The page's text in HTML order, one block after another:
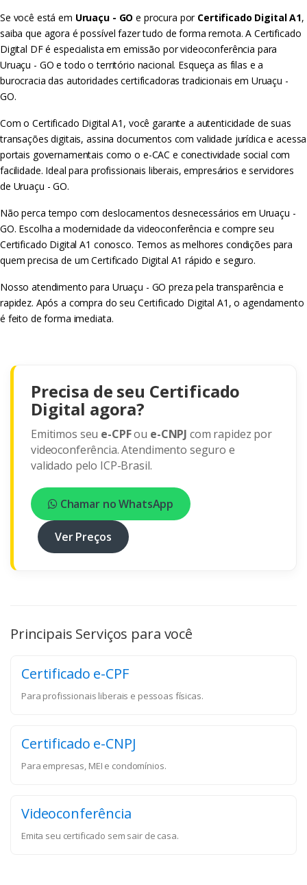
Se você está em Uruaçu - GO e procura por Certificado Digital A1,
saiba que agora é possível fazer tudo de forma remota. A Certificado
Digital DF é especialista em emissão por videoconferência para
Uruaçu - GO e todo o território nacional. Esqueça as filas e a
burocracia das autoridades certificadoras tradicionais em Uruaçu -
GO.
Com o Certificado Digital A1, você garante a autenticidade de suas
transações digitais, assina documentos com validade jurídica e acessa
portais governamentais como o e-CAC e conectividade social com
facilidade. Ideal para profissionais liberais, empresários e servidores
de Uruaçu - GO.
Não perca tempo com deslocamentos desnecessários em Uruaçu -
GO. Escolha a modernidade da videoconferência e compre seu
Certificado Digital A1 conosco. Temos as melhores condições para
quem precisa de um Certificado Digital A1 rápido e seguro.
Nosso atendimento para Uruaçu - GO preza pela transparência e
rapidez. Após a compra do seu Certificado Digital A1, o agendamento
é feito de forma imediata.
Precisa de seu Certificado
Digital agora?
Emitimos seu e-CPFou e-CNPJ com rapidez por
videoconferência. Atendimento seguro e
validado pelo ICP-Brasil.
Chamar no WhatsApp
Ver Preços
Principais Serviços para você
Certificado e-CPF
Para profissionais liberais e pessoas físicas.
Certificado e-CNPJ
Para empresas, MEI e condomínios.
Videoconferência
Emita seu certificado sem sair de casa.